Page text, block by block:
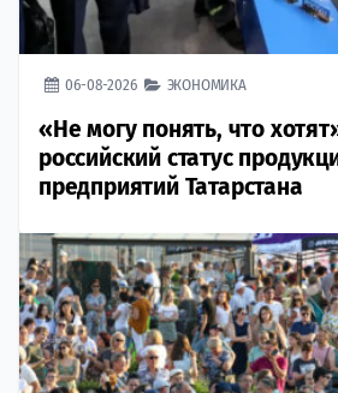
06-08-2026 ЭКОНОМИКА
«Не могу понять, что
российский статус
предприятий Татарстана